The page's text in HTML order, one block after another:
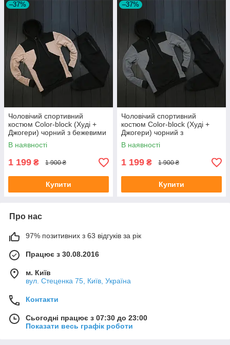
–37%
Чоловічий спортивний
костюм Сolor-block (Худі +
Джогери) чорний з бежевими
вставками
В наявності
1 199 ₴ 1 900 ₴
Купити
–37%
Чоловічий спортивний
костюм Сolor-block (Худі +
Джогери) чорний з
графітовими вставками
В наявності
1 199 ₴ 1 900 ₴
Купити
Про нас
97% позитивних з 63 відгуків за рік
Працює з 30.08.2016
м. Київ
вул. Стеценка 75, Київ, Україна
Контакти
Сьогодні працює з 07:30 до 23:00
Показати весь графік роботи